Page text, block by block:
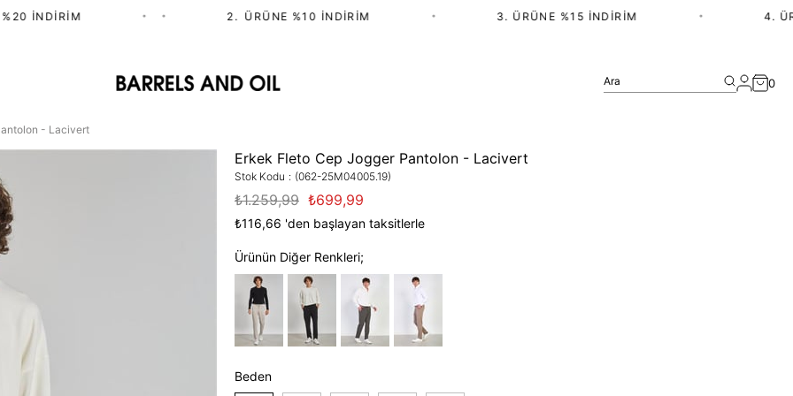
İNDIRIM • 2.⁠ ⁠ÜRÜNE %10 İNDIRIM 3. ÜRÜNE %15 İNDIRIM 4.
Ara 0
- Lacivert
Erkek Fleto Cep Jogger Pantolon - Lacivert
Stok Kodu (062-25M04005.19)
₺1.259,99 ₺699,99
₺116,66 'den başlayan taksitlerle
Ürünün Diğer Renkleri;
Beden